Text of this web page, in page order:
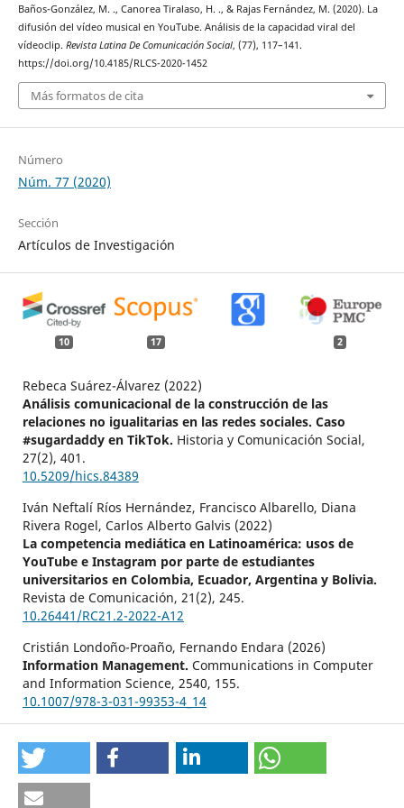
Baños-González, M. ., Canorea Tiralaso, H. ., & Rajas Fernández, M. (2020). La
difusión del vídeo musical en YouTube. Análisis de la capacidad viral del
vídeoclip. Revista Latina De Comunicación Social, (77), 117–141.
https://doi.org/10.4185/RLCS-2020-1452
Más formatos de cita
Número
Núm. 77 (2020)
Sección
Artículos de Investigación
10 17 2
Rebeca Suárez-Álvarez (2022)
Análisis comunicacional de la construcción de las
relaciones no igualitarias en las redes sociales. Caso
#sugardaddy en TikTok. Historia y Comunicación Social,
27(2), 401.
10.5209/hics.84389
Iván Neftalí Ríos Hernández, Francisco Albarello, Diana
Rivera Rogel, Carlos Alberto Galvis (2022)
La competencia mediática en Latinoamérica: usos de
YouTube e Instagram por parte de estudiantes
universitarios en Colombia, Ecuador, Argentina y Bolivia.
Revista de Comunicación, 21 (2), 245.
10.26441/RC21.2-2022-A12
Cristián Londoño-Proaño, Fernando Endara (2026)
Information Management. Communications in Computer
and Information Science, 2540, 155.
10.1007/978-3-031-99353-4_14
Moro (2025)
Music virality on social platforms: A literature review.
Revista Vórtex,